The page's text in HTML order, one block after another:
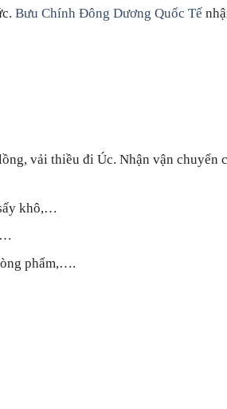
Bưu Chính Đông Dương Quốc Tế
vải thiều đi Úc. Nhận vận chuyển
khô,…
phẩm,….